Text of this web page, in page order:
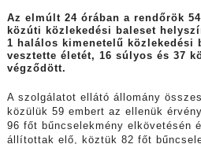
Az elmúlt 24 órában a rendőrök
közúti közlekedési baleset
1 halálos kimenetelű közlekedési
vesztette életét, 16 súlyos és 37
végződött.
A szolgálatot ellátó állomány
közülük 59 embert az ellenük
96 főt bűncselekmény elkövetésén
állítottak elő, köztük 82 főt